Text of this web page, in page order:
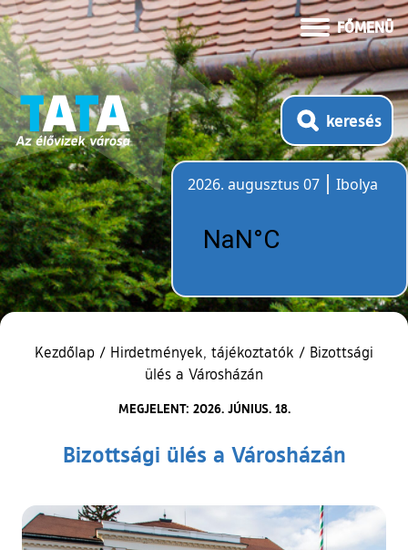
FŐMENÜ
keresés
2026. augusztus 07
Ibolya
Kezdőlap / Hirdetmények, tájékoztatók / Bizottsági
ülés a Városházán
MEGJELENT: 2026. JÚNIUS. 18.
Bizottsági ülés a Városházán